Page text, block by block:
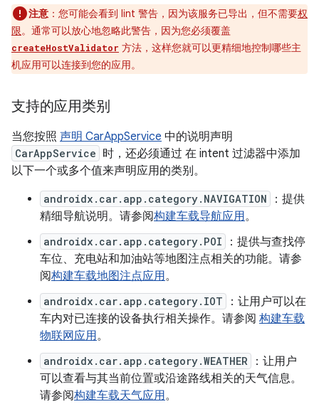
注意 ： 您可能会看到 lint 警告，因为该服务已导出，但不需要权
限。通常可以放心地忽略此警告，因为您必须覆盖
createHostValidator 方法，这样您就可以更精细地控制哪些主
机应用可以连接到您的应用。
支持的应用类别
当您按照 声明 CarAppService 中的说明声明
CarAppService 时，还必须通过 在 intent 过滤器中添加
以下一个或多个值来声明应用的类别。
androidx.car.app.category.NAVIGATION
：提供
精细导航说明。请参阅构建车载导航应用。
androidx.car.app.category.POI
：提供与查找停
车位、充电站和加油站等地图注点相关的功能。请参
阅构建车载地图注点应用。
androidx.car.app.category.IOT
：让用户可以在
车内对已连接的设备执行相关操作。请参阅 构建车载
物联网应用。
androidx.car.app.category.WEATHER
：让用户
可以查看与其当前位置或沿途路线相关的天气信息。
请参阅构建车载天气应用。